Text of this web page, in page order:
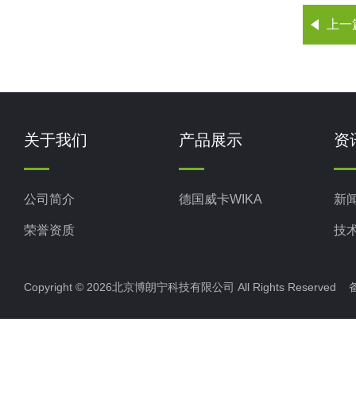
上
关于我们
公司简介
荣誉资质
产品展示
德国威卡WIKA
资
新
技
Copyright © 2026北京博朗宁科技有限公司 All Rights Reserved